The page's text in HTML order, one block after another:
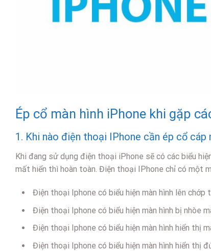
Ép cổ màn hình iPhone khi gặp
1. Khi nào điện thoại IPhone cần ép cổ cáp
Khi đang sử dụng điện thoại iPhone sẽ có các biểu
mất hiển thì hoàn toàn. Điện thoại IPhone chỉ có một
Điện thoại Iphone có biểu hiện màn hình lên chớp
Điện thoại Iphone có biểu hiện màn hình bị nhòe
Điện thoại Iphone có biểu hiện màn hình hiển thị
Điện thoại Iphone có biểu hiện màn hình hiển thị